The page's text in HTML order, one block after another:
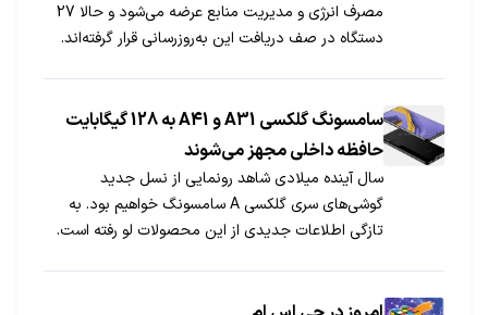
مصرف انرژی و مدیریت منابع عرضه می‌شود و حالا 27
دستگاه در صف دریافت این به‌روزرسانی قرار گرفته‌اند.
سامسونگ گلکسی A31 و A41 به 128 گیگابایت
حافظه داخلی مجهز می‌شوند
سال آینده میلادی شاهد رونمایی از نسل جدید
گوشی‌های سری گلکسی A سامسونگ خواهیم بود. به
تازگی اطلاعات جدیدی از این محصولات لو رفته است.